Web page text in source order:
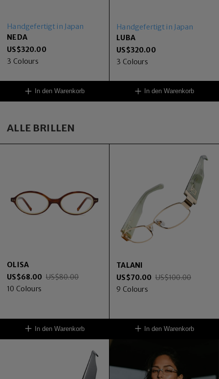
Handgefertigt in Japan
NEDA
US$320.00
3 Colours
In den Warenkorb
Handgefertigt in Japan
LUBA
US$320.00
3 Colours
In den Warenkorb
ALLE BRILLEN
OLISA
US$68.00 US$80.00
10 Colours
In den Warenkorb
TALANI
US$70.00 US$100.00
9 Colours
In den Warenkorb